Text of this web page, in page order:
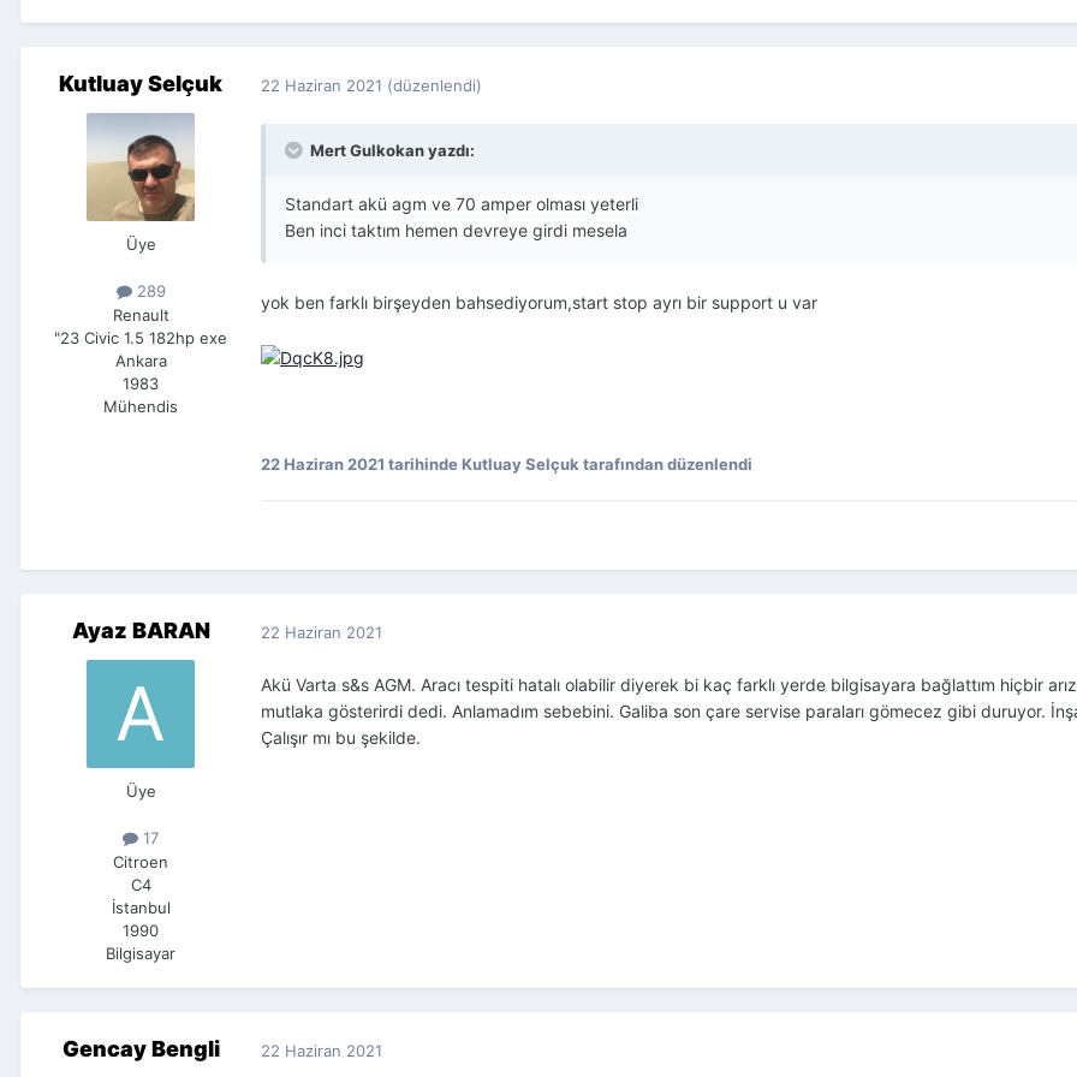
Kutluay Selçuk
Üye
289
Renault
"23 Civic 1.5 182hp exe
Ankara
1983
Mühendis
22 Haziran 2021 (düzenlendi)
Mert Gulkokan yazdı:
Standart akü agm ve 70 amper olması yeterli
Ben inci taktım hemen devreye girdi mesela
yok ben farklı birşeyden bahsediyorum,start stop ayrı bir support u var
22 Haziran 2021 tarihinde Kutluay Selçuk tarafından düzenlendi
Ayaz BARAN
Üye
17
Citroen
C4
İstanbul
1990
Bilgisayar
22 Haziran 2021
Akü Varta s&s AGM. Aracı tespiti hatalı olabilir diyerek bi kaç farklı yerde bilgisayara bağlattım hiçbir
mutlaka gösterirdi dedi. Anlamadım sebebini. Galiba son çare servise paraları gömecez gibi duruyor.
Çalışır mı bu şekilde.
Gencay Bengli 22 Haziran 2021